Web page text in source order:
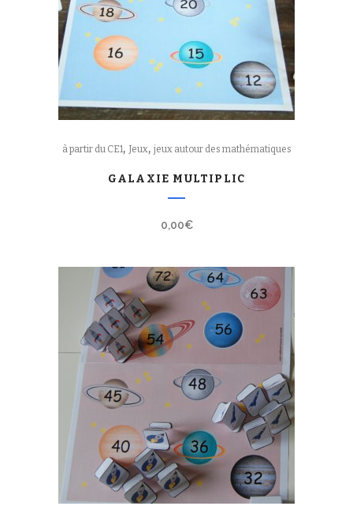
à partir du CE1, Jeux, jeux autour des mathématiques
GALAXIE MULTIPLIC
0,00€